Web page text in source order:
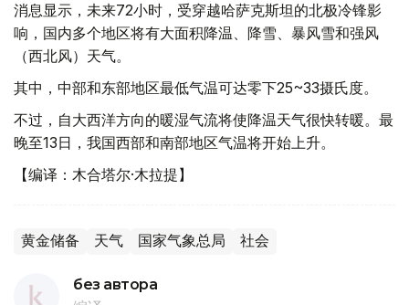
消息显示，未来72小时，受穿越哈萨克斯坦的北极冷锋影
响，国内多个地区将有大面积降温、降雪、暴风雪和强风
（西北风）天气。
其中，中部和东部地区最低气温可达零下25~33摄氏度。
不过，自大西洋方向的暖湿气流将使降温天气很快转暖。最
晚至13日，我国西部和南部地区气温将开始上升。
【编译：木合塔尔·木拉提】
黄金储备 天气 国家气象总局 社会
без автора